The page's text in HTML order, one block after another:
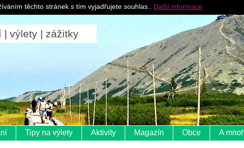
| výlety | zážitky
Pro ubytovatele
Tipy na výlety Aktivity Magazín Obce A
těchto stránek s tím vyjadřujete souhlas.. Další informace